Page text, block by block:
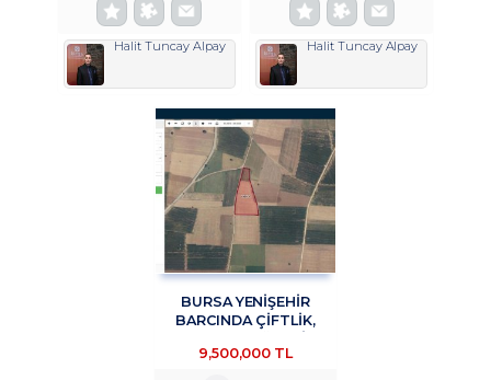
Halit Tuncay Alpay Halit Tuncay Alpay
BURSA YENİŞEHİR
BARCINDA ÇİFTLİK,
TESİSİNE UYGUN 12433
9,500,000 TL